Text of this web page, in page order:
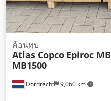
Dordrecht 9,060 km
ค้อนทุบ
Atlas Copco Epiroc
MB1500